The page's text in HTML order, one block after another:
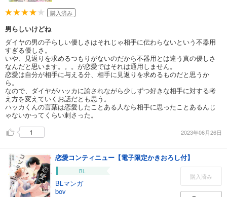
購入済み
男らしいけどね
ダイヤの男の子らしい優しさはそれじゃ相手に伝わらないという不器用
すぎる優しさ。
いや、見返りを求めるつもりがないのだから不器用とは違う真の優しさ
なんだと思います。。。が恋愛ではそれは通用しません。
恋愛は自分が相手に与える分、相手に見返りを求めるものだと思うか
ら。
なので、ダイヤがハッカに諭されながら少しずつ好きな相手に対する考
え方を変えていくお話だとも思う。
ハッカくんの言葉は恋愛したことある人なら相手に思ったことあるんじ
ゃないかってくらい刺さった。
1
2023年06月26日
恋愛コンティニュー【電子限定かきおろし付】
BL
BLマンガ
bov
購入済み